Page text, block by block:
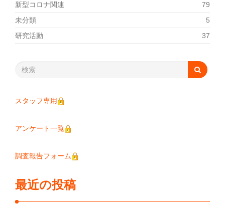
新型コロナ関連
79
未分類
5
研究活動
37
スタッフ専用
アンケート一覧
調査報告フォーム
最近の投稿